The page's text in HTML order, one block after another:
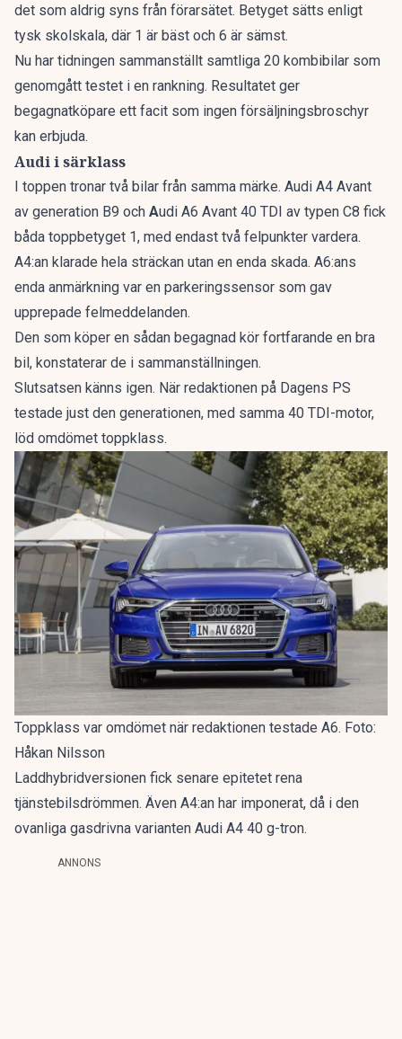
det som aldrig syns från förarsätet. Betyget sätts enligt
tysk skolskala, där 1 är bäst och 6 är sämst.
Nu har tidningen sammanställt samtliga 20 kombibilar som
genomgått testet i en rankning. Resultatet ger
begagnatköpare ett facit som ingen försäljningsbroschyr
kan erbjuda.
Audi i särklass
I toppen tronar två bilar från samma märke. Audi A4 Avant
av generation B9 och Audi A6 Avant 40 TDI av typen C8 fick
båda toppbetyget 1, med endast två felpunkter vardera.
A4:an klarade hela sträckan utan en enda skada. A6:ans
enda anmärkning var en parkeringssensor som gav
upprepade felmeddelanden.
Den som köper en sådan begagnad kör fortfarande en bra
bil, konstaterar de i sammanställningen.
Slutsatsen känns igen. När redaktionen på Dagens PS
testade just den generationen, med samma 40 TDI-motor,
löd omdömet toppklass.
Toppklass var omdömet när redaktionen testade A6. Foto:
Håkan Nilsson
Laddhybridversionen fick senare epitetet rena
tjänstebilsdrömmen. Även A4:an har imponerat, då i den
ovanliga gasdrivna varianten Audi A4 40 g-tron.
ANNONS